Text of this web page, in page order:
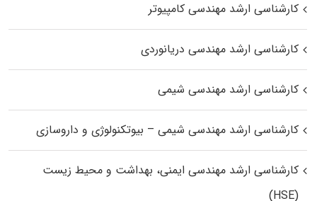
کارشناسی ارشد مهندسی کامپیوتر
کارشناسی ارشد مهندسی دریانوردی
کارشناسی ارشد مهندسی شیمی
کارشناسی ارشد مهندسی شیمی – بیوتکنولوژی و داروسازی
کارشناسی ارشد مهندسی ایمنی، بهداشت و محیط زیست
(HSE)